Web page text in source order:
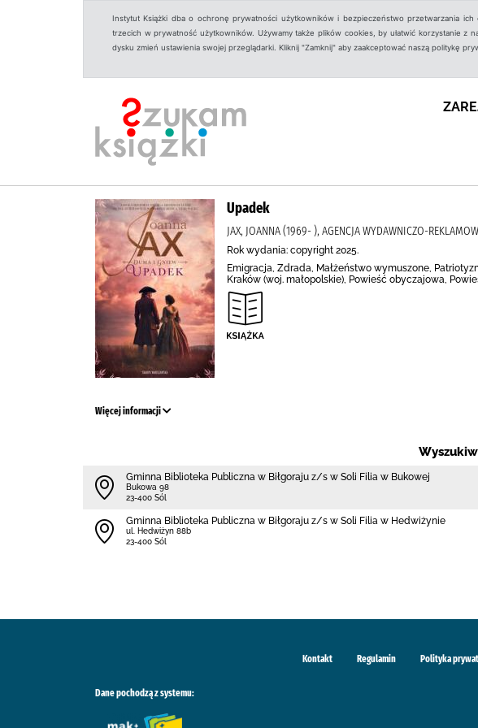
Instytut Książki dba o ochronę prywatności użytkowników i bezpieczeństwo przetwarzania
trzecich w prywatność użytkowników. Używamy także plików cookies, by ułatwić korzystanie z
dysku zmień ustawienia swojej przeglądarki. Kliknij "Zamknij" aby zaakceptować naszą politykę
Upadek
JAX, JOANNA (1969- ), AGENCJA WYDAWNICZO-
Rok wydania: copyright 2025.
Emigracja, Zdrada, Małżeństwo wymuszone,
Kraków (woj. małopolskie), Powieść obyczajowa,
Więcej informacji
Gminna Biblioteka Publiczna w Biłgoraju z/s w Soli Filia w Bukowej
Bukowa 98
23-400 Sól
Gminna Biblioteka Publiczna w Biłgoraju z/s w Soli Filia w Hedwiżynie
ul. Hedwiżyn 88b
23-400 Sól
Kontakt Regulamin Polityka
Dane pochodzą z systemu: